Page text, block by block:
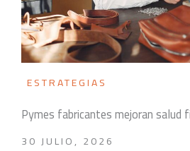
ESTRATEGIAS
Pymes fabricantes mejoran salud
30 JULIO, 2026